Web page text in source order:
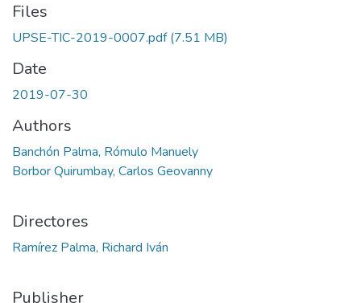
Files
UPSE-TIC-2019-0007.pdf(7.51 MB)
Date
2019-07-30
Authors
Banchón Palma, Rómulo Manuely
Borbor Quirumbay, Carlos Geovanny
Directores
Ramírez Palma, Richard Iván
Publisher